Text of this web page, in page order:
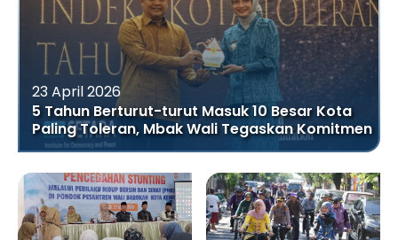
23 April 2026
5 Tahun Berturut-turut Masuk 10 Besar Kota
Paling Toleran, Mbak Wali Tegaskan Komitmen